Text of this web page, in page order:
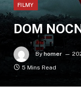
FILMY
DOM
By homer
5 Mins Read